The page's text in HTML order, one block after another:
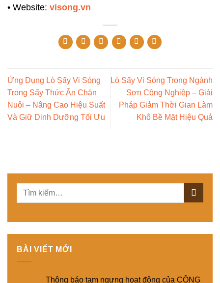
• Website: visong.vn
Ứng Dụng Lò Sấy Vi Sóng
Trong Sấy Thức Ăn Chăn
Nuôi – Nâng Cao Hiệu Suất
Và Giữ Dinh Dưỡng Tối Ưu
Lò Sấy Vi Sóng Trong Ngành
Sơn Công Nghiệp – Giải
Pháp Giảm Thời Gian Làm
Khô Bề Mặt Hiệu Quả
BÀI VIẾT MỚI
Thông báo tạm ngưng hoạt động của CÔNG